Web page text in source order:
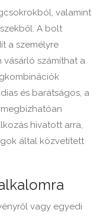
valamint
A bolt
a személyre
vásárló számíthat a
és barátságos, a
hivatott arra,
által közvetített
vagy egyedi